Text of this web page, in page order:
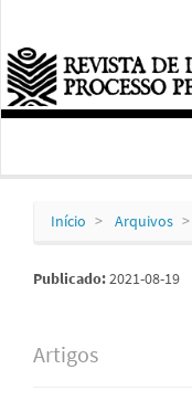
Conteúdo
principal
Barra
Lateral
Início Arquivos
Publicado:2021-08-19
Artigos